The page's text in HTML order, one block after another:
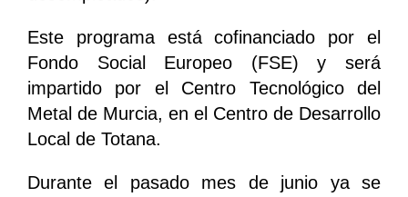
Este programa está cofinanciado por el
Fondo Social Europeo (FSE) y será
impartido por el Centro Tecnológico del
Metal de Murcia, en el Centro de Desarrollo
Local de Totana.
Durante el pasado mes de junio ya se